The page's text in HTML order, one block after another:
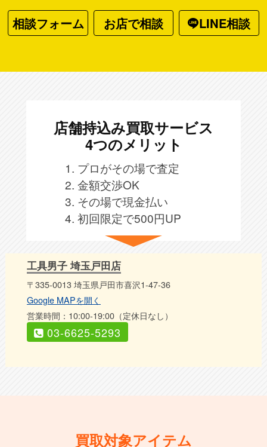
相談フォーム お店で相談 LINE相談
店舗持込み買取サービス
4つのメリット
1. プロがその場で査定
2. 金額交渉OK
3. その場で現金払い
4. 初回限定で500円UP
工具男子 埼玉戸田店
〒335-0013 埼玉県戸田市喜沢1-47-36
Google MAPを開く
営業時間：10:00-19:00（定休日なし）
03-6625-5293
買取対象アイテム